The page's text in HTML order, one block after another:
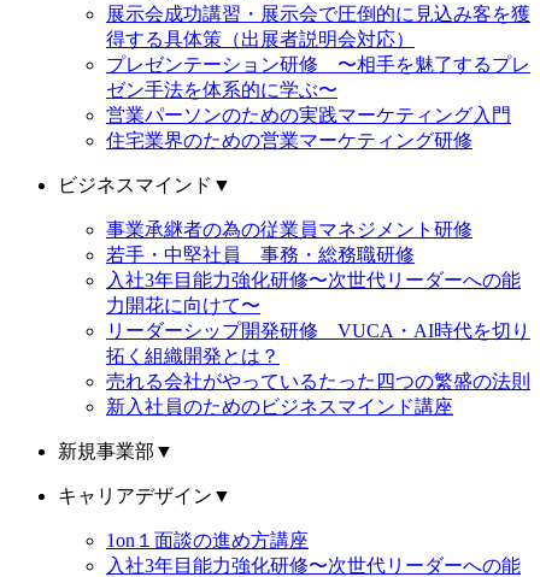
展示会成功講習・展示会で圧倒的に見込み客を獲
得する具体策（出展者説明会対応）
プレゼンテーション研修 〜相手を魅了するプレ
ゼン手法を体系的に学ぶ〜
営業パーソンのための実践マーケティング入門
住宅業界のための営業マーケティング研修
ビジネスマインド ▼
事業承継者の為の従業員マネジメント研修
若手・中堅社員 事務・総務職研修
入社3年目能力強化研修〜次世代リーダーへの能
力開花に向けて〜
リーダーシップ開発研修 VUCA・AI時代を切り
拓く組織開発とは？
売れる会社がやっているたった四つの繁盛の法則
新入社員のためのビジネスマインド講座
新規事業部 ▼
キャリアデザイン ▼
1on１面談の進め方講座
入社3年目能力強化研修〜次世代リーダーへの能